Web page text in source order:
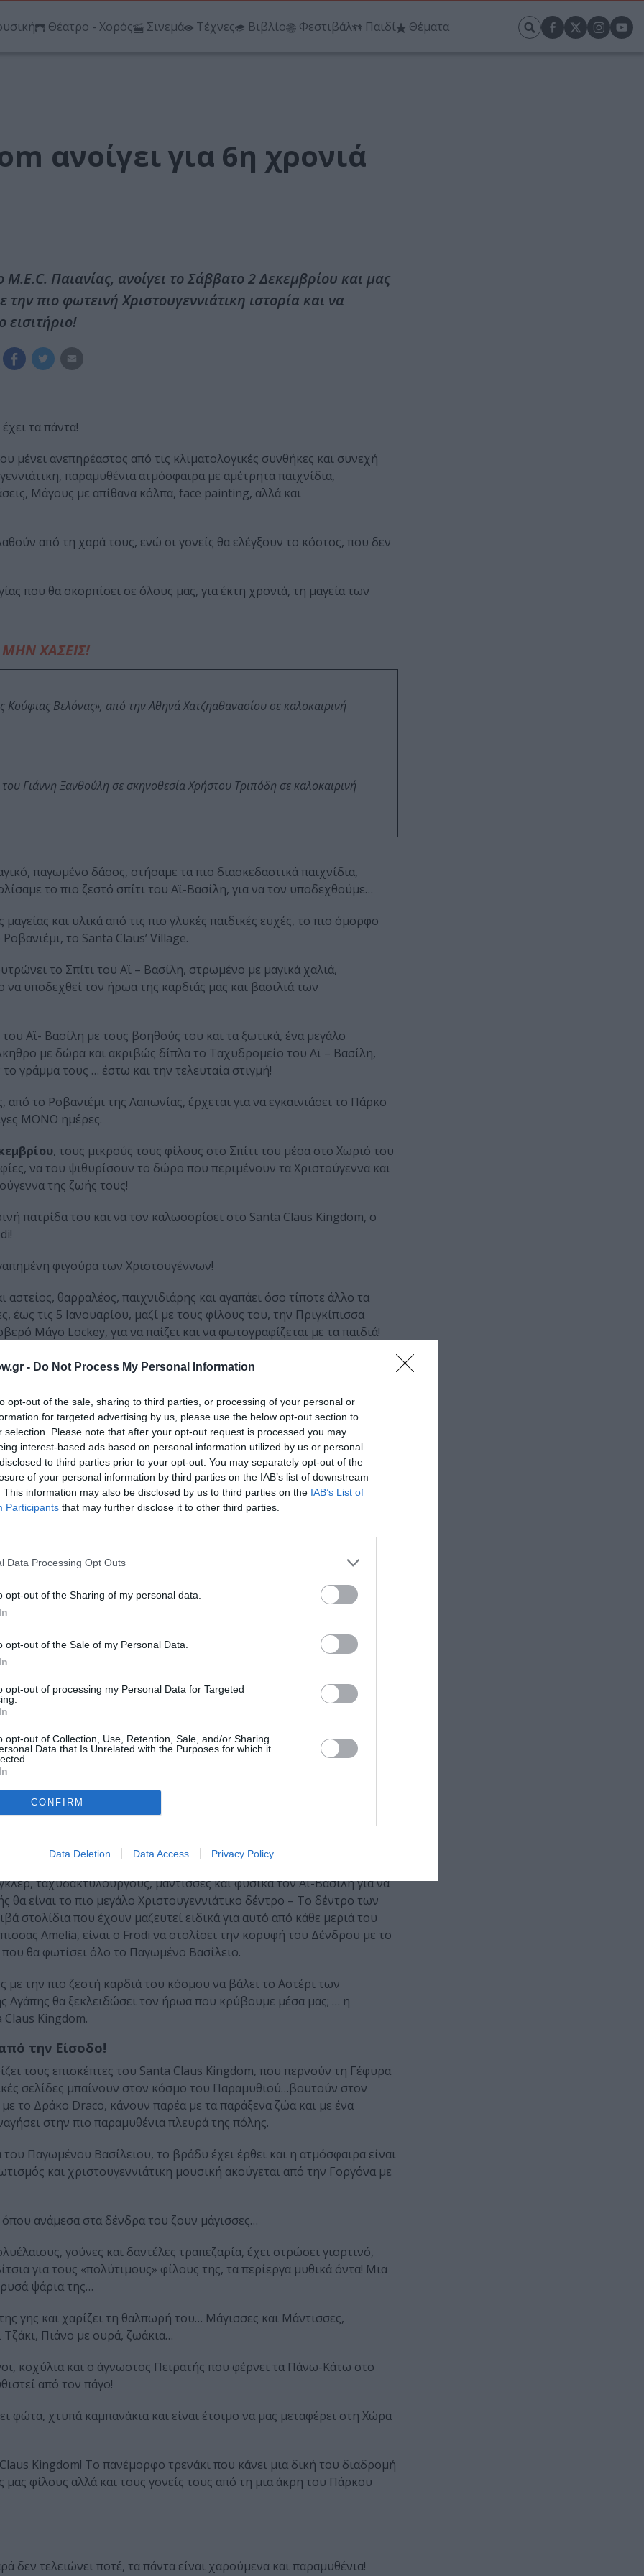
- Do Not Process My Personal Information
opt-out of the sale, sharing to third parties, or processing of your personal or
for targeted advertising by us, please use the below opt-out section to
selection. Please note that after your opt-out request is processed you may
interest-based ads based on personal information utilized by us or personal
to third parties prior to your opt-out. You may separately opt-out of the
of your personal information by third parties on the IAB’s list of downstream
This information may also be disclosed by us to third parties on the IAB’s List of
Participants that may further disclose it to other third parties.
Data Processing Opt Outs
opt-out of the Sharing of my personal data.
opt-out of the Sale of my Personal Data.
opt-out of processing my Personal Data for Targeted
opt-out of Collection, Use, Retention, Sale, and/or Sharing
Data that Is Unrelated with the Purposes for which it
CONFIRM
Data Deletion Data Access Privacy Policy
Θέατρο - Χορός Σινεμά Τέχνες Βιβλίο Φεστιβάλ Παιδί Θέματα
ανοίγει για 6η χρονιά
Παιανίας, ανοίγει το Σάββατο 2 Δεκεμβρίου και μας
πιο φωτεινή Χριστουγεννιάτικη ιστορία και να
έχει τα πάντα!
μένει ανεπηρέαστος από τις κλιματολογικές συνθήκες και συνεχή
παραμυθένια ατμόσφαιρα με αμέτρητα παιχνίδια,
Μάγους με απίθανα κόλπα, face painting, αλλά και
από τη χαρά τους, ενώ οι γονείς θα ελέγξουν το κόστος, που δεν
που θα σκορπίσει σε όλους μας, για έκτη χρονιά, τη μαγεία των
ΜΗΝ ΧΑΣΕΙΣ!
Κούφιας Βελόνας», από την Αθηνά Χατζηαθανασίου σε καλοκαιρινή
Γιάννη Ξανθούλη σε σκηνοθεσία Χρήστου Τριπόδη σε καλοκαιρινή
παγωμένο δάσος, στήσαμε τα πιο διασκεδαστικά παιχνίδια,
το πιο ζεστό σπίτι του Αϊ-Βασίλη, για να τον υποδεχθούμε…
και υλικά από τις πιο γλυκές παιδικές ευχές, το πιο όμορφο
το Santa Claus’ Village.
το Σπίτι του Αϊ – Βασίλη, στρωμένο με μαγικά χαλιά,
υποδεχθεί τον ήρωα της καρδιάς μας και βασιλιά των
Αϊ- Βασίλη με τους βοηθούς του και τα ξωτικά, ένα μεγάλο
με δώρα και ακριβώς δίπλα το Ταχυδρομείο του Αϊ – Βασίλη,
γράμμα τους … έστω και την τελευταία στιγμή!
το Ροβανιέμι της Λαπωνίας, έρχεται για να εγκαινιάσει το Πάρκο
ΜΟΝΟ ημέρες.
, τους μικρούς τους φίλους στο Σπίτι του μέσα στο Χωριό του
να του ψιθυρίσουν το δώρο που περιμένουν τα Χριστούγεννα και
της ζωής τους!
πατρίδα του και να τον καλωσορίσει στο Santa Claus Kingdom, ο
φιγούρα των Χριστουγέννων!
θαρραλέος, παιχνιδιάρης και αγαπάει όσο τίποτε άλλο τα
έως τις 5 Ιανουαρίου, μαζί με τους φίλους του, την Πριγκίπισσα
Μάγο Lockey, για να παίζει και να φωτογραφίζεται με τα παιδιά!
3: Τo Αστέρι των Χριστουγέννων»
Claus Kingdom, από την ομάδα του “Πολύτεχνο”, που έχει 18 χρόνια
η παρέα του μέσα από μια νέα φανταστική περιπέτεια μας προσκαλούν
του Παγωμένου Βασίλειου.
πάντα κυλούν αρμονικά στο Παγωμένο Βασίλειο! Φέτος, η
να εορταστεί για όλους τους κατοίκους του Παγωμένου Βασιλείου
το λόγο διοργανώνει μια τεράστια γιορτή, όπου όλοι θα
Η πριγκίπισσα Αμέλια θέλει η γιορτή να είναι τέλεια!
ταχυδακτυλουργούς, μάντισσές και φυσικά τον Αϊ-Βασίλη για να
είναι το πιο μεγάλο Χριστουγεννιάτικο δέντρο – Το δέντρο των
στολίδια που έχουν μαζευτεί ειδικά για αυτό από κάθε μεριά του
Amelia, είναι ο Frodi να στολίσει την κορυφή του Δένδρου με το
θα φωτίσει όλο το Παγωμένο Βασίλειο.
την πιο ζεστή καρδιά του κόσμου να βάλει το Αστέρι των
θα ξεκλειδώσει τον ήρωα που κρύβουμε μέσα μας; … η
Claus Kingdom.
την Είσοδο!
τους επισκέπτες του Santa Claus Kingdom, που περνούν τη Γέφυρα
σελίδες μπαίνουν στον κόσμο του Παραμυθιού…βουτούν στον
το Δράκο Draco, κάνουν παρέα με τα παράξενα ζώα και με ένα
στην πιο παραμυθένια πλευρά της πόλης.
Παγωμένου Βασίλειου, το βράδυ έχει έρθει και η ατμόσφαιρα είναι
και χριστουγεννιάτικη μουσική ακούγεται από την Γοργόνα με
ανάμεσα στα δένδρα του ζουν μάγισσες…
γούνες και δαντέλες τραπεζαρία, έχει στρώσει γιορτινό,
για τους «πολύτιμους» φίλους της, τα περίεργα μυθικά όντα! Μια
ψάρια της…
γης και χαρίζει τη θαλπωρή του… Μάγισσες και Μάντισσες,
Τζάκι, Πιάνο με ουρά, ζωάκια…
κοχύλια και ο άγνωστος Πειρατής που φέρνει τα Πάνω-Κάτω στο
από τον πάγο!
χτυπά καμπανάκια και είναι έτοιμο να μας μεταφέρει στη Χώρα
Kingdom! Το πανέμορφο τρενάκι που κάνει μια δική του διαδρομή
φίλους αλλά και τους γονείς τους από τη μια άκρη του Πάρκου
τελειώνει ποτέ, τα πάντα είναι χαρούμενα και παραμυθένια!